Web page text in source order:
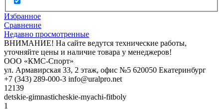
Избранное
Сравнение
Недавно просмотренные
ВНИМАНИЕ! На сайте ведутся технические работы,
уточняйте цены и наличие товара у менеджеров!
ООО «КМС-Спорт»
ул. Армавирская 33, 2 этаж, офис №5 620050 Екатеринбург
+7 (343) 289-000-3 info@uralpro.net
12139
detskie-gimnasticheskie-myachi-fitboly
1